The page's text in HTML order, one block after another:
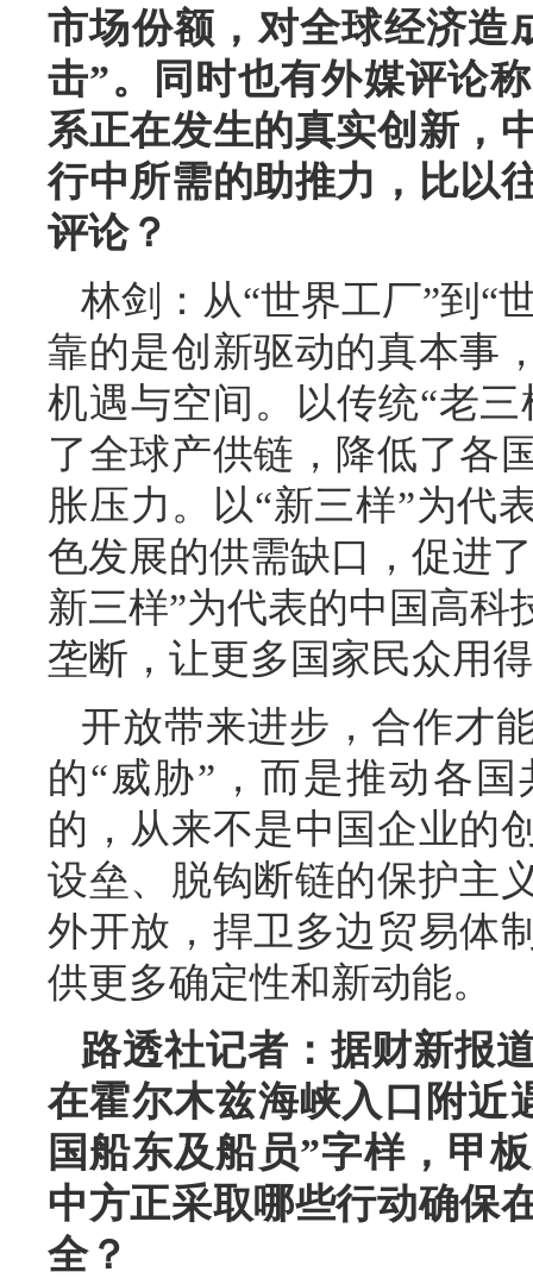
市场份额，对全球经济造
击”。同时也有外媒评论
系正在发生的真实创新，
行中所需的助推力，比以
评论？
林剑：从“世界工厂”到“
靠的是创新驱动的真本事
机遇与空间。以传统“老
了全球产供链，降低了各
胀压力。以“新三样”为代
色发展的供需缺口，促进
新三样”为代表的中国高
垄断，让更多国家民众用
开放带来进步，合作才
的“威胁”，而是推动各
的，从来不是中国企业的
设垒、脱钩断链的保护主
外开放，捍卫多边贸易体
供更多确定性和新动能。
路透社记者：据财新报
在霍尔木兹海峡入口附近
国船东及船员”字样，甲
中方正采取哪些行动确保
全？